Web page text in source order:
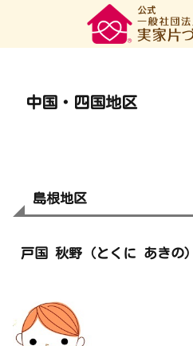
中国・四国地区
島根地区
戸国 秋野（とくに あきの